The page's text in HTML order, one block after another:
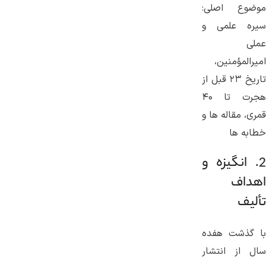
موضوع اصلی:
سیره علمی و
عملی
امیرالمؤمنین،
تاریخ ۲۳ قبل از
هجرت تا ۴۰
قمری، مقاله ها و
خطابه ها
2. انگیزه و
اهداف
تألیف
با گذشت هفده
سال از انتشار